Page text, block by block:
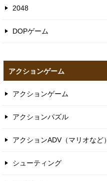
2048
DOPゲーム
アクションゲーム
アクションゲーム
アクションパズル
アクションADV（マリオなど）
シューティング